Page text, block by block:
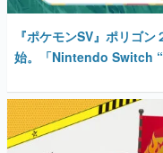
『ポケモンSV』ポリゴ
始。「Nintendo Switch